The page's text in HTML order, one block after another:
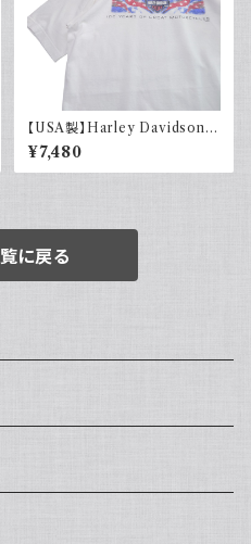
【USA製】Harley Davidson
ハーレーダビッドソン プリントT
シャツ 古着 ホワイト 白 2002
年 100周年
¥7,480
に戻る